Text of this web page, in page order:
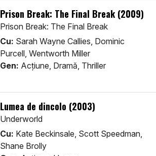
Prison Break: The Final Break (2009)
Prison Break: The Final Break
Cu: Sarah Wayne Callies, Dominic
Purcell, Wentworth Miller
Gen: Acţiune, Dramă, Thriller
Lumea de dincolo (2003)
Underworld
Cu: Kate Beckinsale, Scott Speedman,
Shane Brolly